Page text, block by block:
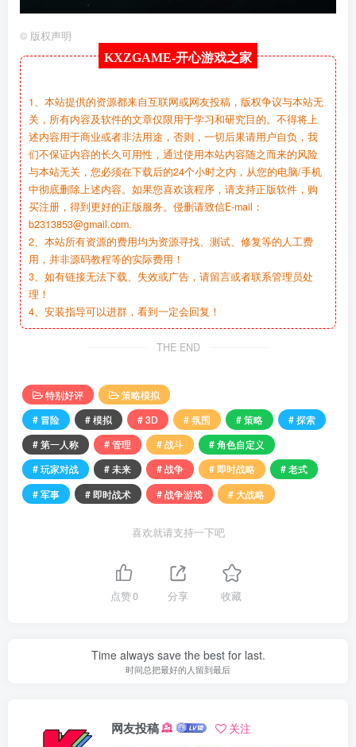
© 版权声明
KXZGAME-开心游戏之家
1、本站提供的资源都来自互联网或网友投稿，版权争议与本站无
关，所有内容及软件的文章仅限用于学习和研究目的。不得将上
述内容用于商业或者非法用途，否则，一切后果请用户自负，我
们不保证内容的长久可用性，通过使用本站内容随之而来的风险
与本站无关，您必须在下载后的24个小时之内，从您的电脑/手机
中彻底删除上述内容。如果您喜欢该程序，请支持正版软件，购
买注册，得到更好的正版服务。侵删请致信E-mail：
b2313853@gmail.com.
2、本站所有资源的费用均为资源寻找、测试、修复等的人工费
用，并非源码教程等的实际费用！
3、如有链接无法下载、失效或广告，请留言或者联系管理员处
理！
4、安装指导可以进群，看到一定会回复！
THE END
特别好评
策略模拟
# 冒险
# 模拟 # 3D # 氛围 # 策略
# 探索
# 第一人称
# 管理 # 战斗
# 角色自定义
# 玩家对战
# 未来 # 战争 # 即时战略
# 老式
# 军事
# 即时战术 # 战争游戏 # 大战略
喜欢就请支持一下吧
点赞0 分享 收藏
Time always save the best for last.
时间总把最好的人留到最后
网友投稿 关注